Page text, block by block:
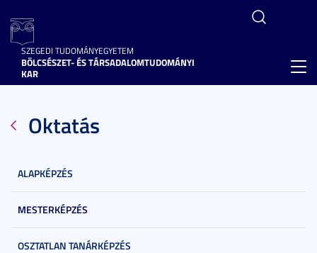
SZEGEDI TUDOMÁNYEGYETEM
BÖLCSÉSZET- ÉS TÁRSADALOMTUDOMÁNYI
KAR
Oktatás
ALAPKÉPZÉS
MESTERKÉPZÉS
OSZTATLAN TANÁRKÉPZÉS